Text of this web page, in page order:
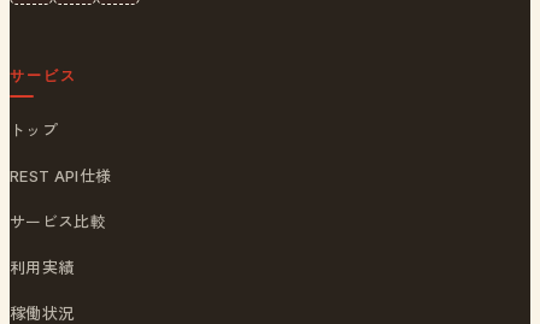
サービス
トップ
REST API仕様
サービス比較
利用実績
稼働状況